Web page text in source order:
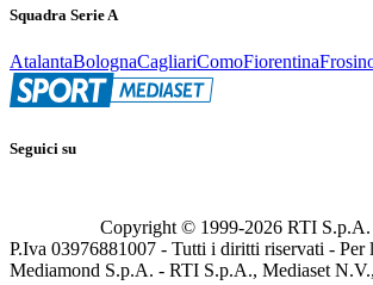
Squadra Serie A
AtalantaBolognaCagliariComoFiorentina
Seguici su
Copyright © 1999-2026 RTI
P.Iva 03976881007 - Tutti i diritti riservati - Per
Mediamond S.p.A. - RTI S.p.A., Mediaset